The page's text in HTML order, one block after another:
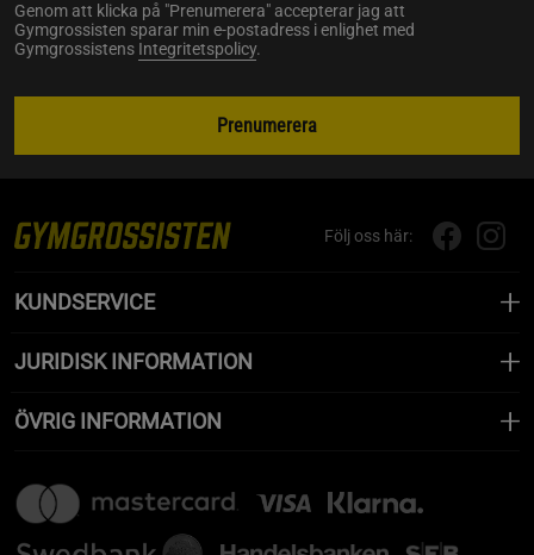
Genom att klicka på "Prenumerera" accepterar jag att
Gymgrossisten sparar min e-postadress i enlighet med
Gymgrossistens Integritetspolicy.
Prenumerera
Följ oss här:
KUNDSERVICE
JURIDISK INFORMATION
ÖVRIG INFORMATION